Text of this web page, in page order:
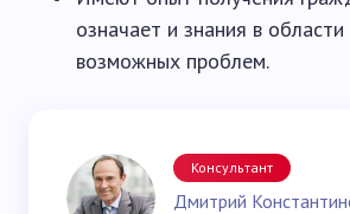
означает и знания в
возможных проблем.
Консультант
Дмитрий